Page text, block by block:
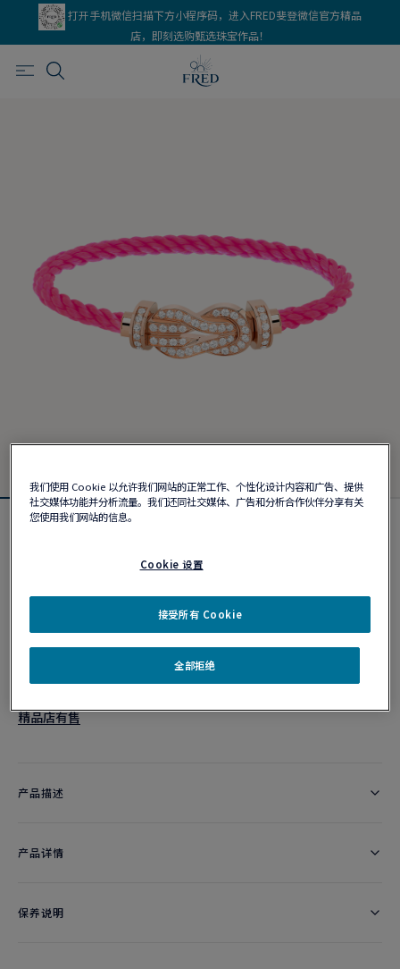
打开手机微信扫描下方小程序码，进入FRED斐登微信官方精品
店，即刻选购甄选珠宝作品！
个性化定制
作品编号
精品店有售
产品描述
产品详情
保养说明
我们使用 Cookie 以允许我们网站的正常工作、个性化设计内容和广告、提供
社交媒体功能并分析流量。我们还同社交媒体、广告和分析合作伙伴分享有关
您使用我们网站的信息。
Cookie 设置
全部拒绝
接受所有 Cookie